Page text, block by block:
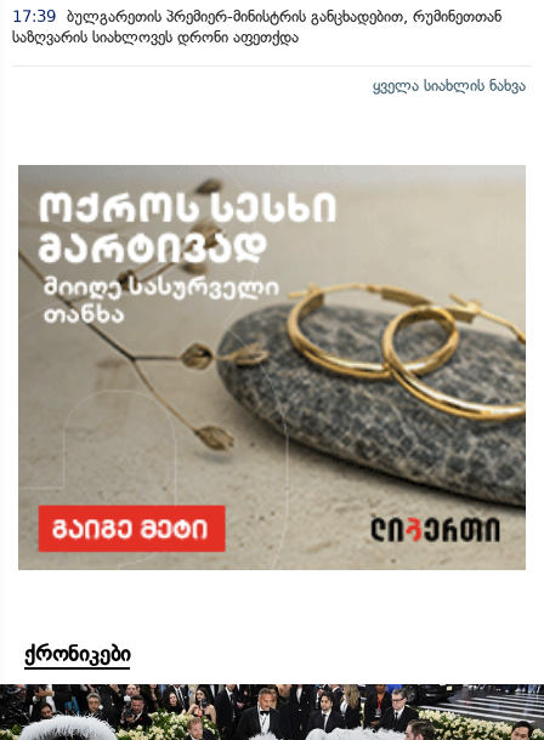
17:39 ბულგარეთის პრემიერ-მინისტრის განცხადებით, რუმინეთთან
საზღვარის სიახლოვეს დრონი აფეთქდა
ყველა სიახლის ნახვა
ქრონიკები